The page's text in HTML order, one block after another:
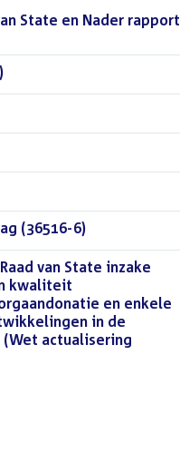
State en Nader rapport
(36516-6)
van State inzake
kwaliteit
en enkele
in de
actualisering